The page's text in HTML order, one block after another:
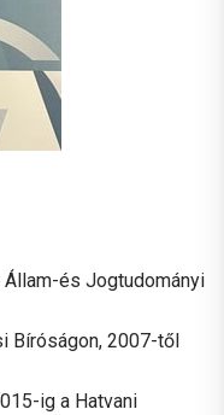
és Jogtudományi
Bíróságon, 2007-től
ig a Hatvani